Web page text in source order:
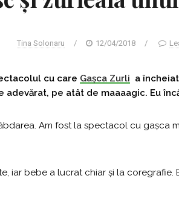
Tina Solonaru / 12/04/2018 /
cu care Gașca Zurli a
pe atât de maaaagic. Eu
Am fost la spectacol cu gașca
iar bebe a lucrat chiar și la coregrafie.